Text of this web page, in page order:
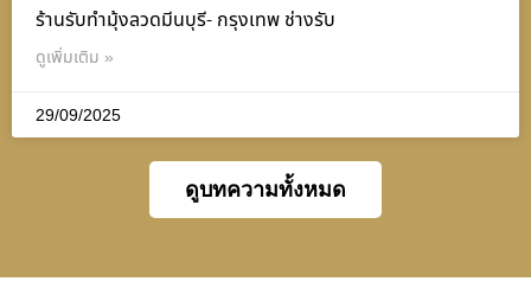
ร้านรับทำมุ้งลวดมีนบุรี- กรุงเทพ ช่างรับ
ดูเพิ่มเติม »
29/09/2025
ดูบทความทั้งหมด